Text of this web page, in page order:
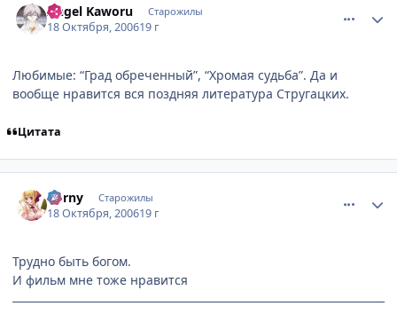
Angel Kaworu Старожилы
18 Октября, 200619 г
Любимые: “Град обреченный”, “Хромая судьба”. Да и
вообще нравится вся поздняя литература Стругацких.
Цитата
Corny Старожилы
18 Октября, 200619 г
Трудно быть богом.
И фильм мне тоже нравится